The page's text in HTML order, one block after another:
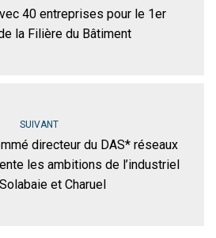
40 entreprises pour le 1er
la Filière du Bâtiment
SUIVANT
directeur du DAS* réseaux
les ambitions de l’industriel
et Charuel